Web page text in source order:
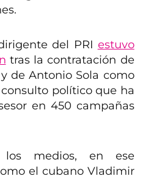
del PRI estuvo
tras la contratación de
de Antonio Sola como
consulto político que ha
en 450 campañas
medios, en ese
el cubano Vladimir